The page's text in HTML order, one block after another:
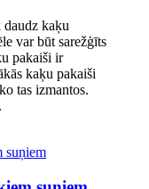
kaķu
var būt sarežģīts
pakaiši ir
kaķu pakaiši
tas izmantos.